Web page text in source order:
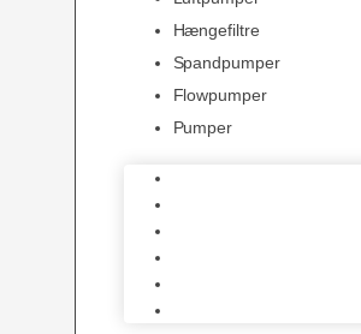
Hængefiltre
Spandpumper
Flowpumper
Pumper